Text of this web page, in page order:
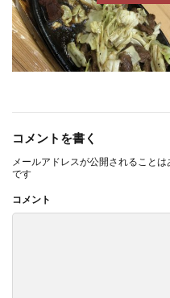
コメントを書く
メールアドレスが公開されることは
です
コメント